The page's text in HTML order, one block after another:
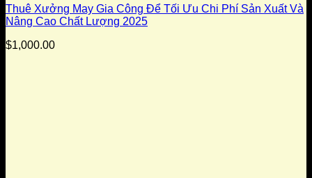
Thuê Xưởng May Gia Công Để Tối Ưu Chi Phí Sản Xuất Và
Nâng Cao Chất Lượng 2025
$1,000.00